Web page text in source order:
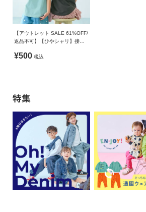
【アウトレット SALE 61%OFF/
返品不可】【ひやシャリ】接触
ト半袖Tシャツ
¥500 税込
特集